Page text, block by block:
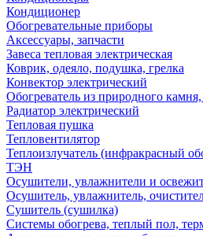
Кондиционер
Обогревательные приборы
Аксессуары, запчасти
Завеса тепловая электрическая
Коврик, одеяло, подушка, грелка
Конвектор электрический
Обогреватель из природного камня,
Радиатор электрический
Тепловая пушка
Тепловентилятор
Теплоизлучатель (инфракрасный
ТЭН
Осушители, увлажнители и
Осушитель, увлажнитель,
Сушитель (сушилка)
Системы обогрева, теплый пол,